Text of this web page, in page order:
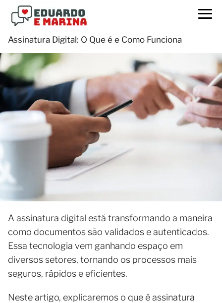
Assinatura Digital: O Que é e Como Funciona
A assinatura digital está transformando a maneira
como documentos são validados e autenticados.
Essa tecnologia vem ganhando espaço em
diversos setores, tornando os processos mais
seguros, rápidos e eficientes.
Neste artigo, explicaremos o que é assinatura